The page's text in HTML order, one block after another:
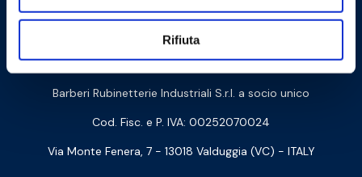
Rifiuta
Contact us
Barberi Rubinetterie Industriali S.r.l. a socio unico
Cod. Fisc. e P. IVA: 00252070024
Via Monte Fenera, 7 - 13018 Valduggia (VC) - ITALY